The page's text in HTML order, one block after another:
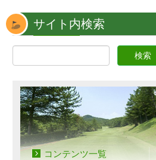
サイト内検索
コンテンツ一覧